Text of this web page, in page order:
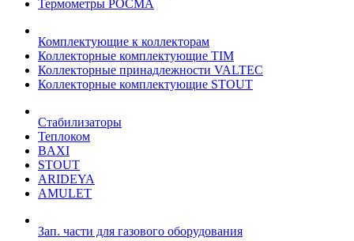
Термометры РОСМА
Комплектующие к коллекторам
Коллекторные комплектующие TIM
Коллекторные принадлежности VALTEC
Коллекторные комплектующие STOUT
Стабилизаторы
Теплоком
BAXI
STOUT
ARIDEYA
AMULET
Зап. части для газового оборудования